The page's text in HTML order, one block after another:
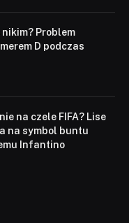
Problem
D podczas
na czele FIFA? Lise
na symbol buntu
Infantino